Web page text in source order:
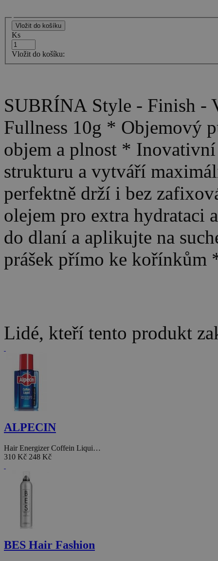
Ks
Vložit do košíku:
SUBRÍNA Style - Finish -
Fullness 10g * Objemový
objem a plnost *
strukturu a vytváří
perfektně drží i bez
olejem pro extra hydrataci
do dlaní a aplikujte na
prášek přímo ke kořínkům
Lidé, kteří tento produkt
ALPECIN
Hair Energizer Coffein Liqui…
310 Kč 248 Kč
BES Hair Fashion